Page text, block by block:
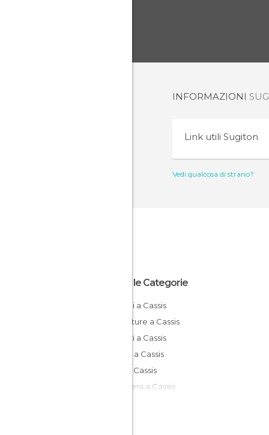
INFORMAZIONI
Link utili Sugiton
Vedi qualcosa di strano?
Tutte le Categorie
Castelli a Cassis
Insenature a Cassis
Negozi a Cassis
Piazze a Cassis
Porti a Cassis
Scogliera a Cassis